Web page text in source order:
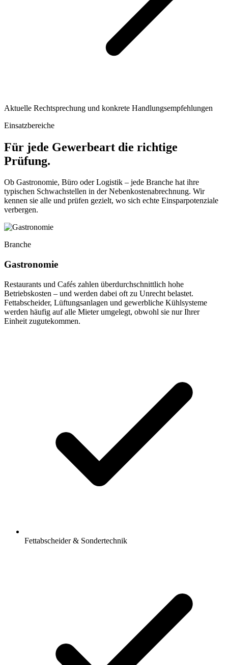
Aktuelle Rechtsprechung und konkrete Handlungsempfehlungen
Einsatzbereiche
Für jede Gewerbeart die richtige
Prüfung.
Ob Gastronomie, Büro oder Logistik – jede Branche hat ihre
typischen Schwachstellen in der Nebenkostenabrechnung. Wir
kennen sie alle und prüfen gezielt, wo sich echte Einsparpotenziale
verbergen.
Branche
Gastronomie
Restaurants und Cafés zahlen überdurchschnittlich hohe
Betriebskosten – und werden dabei oft zu Unrecht belastet.
Fettabscheider, Lüftungsanlagen und gewerbliche Kühlsysteme
werden häufig auf alle Mieter umgelegt, obwohl sie nur Ihrer
Einheit zugutekommen.
Fettabscheider & Sondertechnik